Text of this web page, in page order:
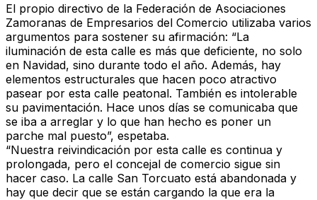
El propio directivo de la Federación de Asociaciones
Zamoranas de Empresarios del Comercio utilizaba varios
argumentos para sostener su afirmación: “La
iluminación de esta calle es más que deficiente, no solo
en Navidad, sino durante todo el año. Además, hay
elementos estructurales que hacen poco atractivo
pasear por esta calle peatonal. También es intolerable
su pavimentación. Hace unos días se comunicaba que
se iba a arreglar y lo que han hecho es poner un
parche mal puesto”, espetaba.
“Nuestra reivindicación por esta calle es continua y
prolongada, pero el concejal de comercio sigue sin
hacer caso. La calle San Torcuato está abandonada y
hay que decir que se están cargando la que era la